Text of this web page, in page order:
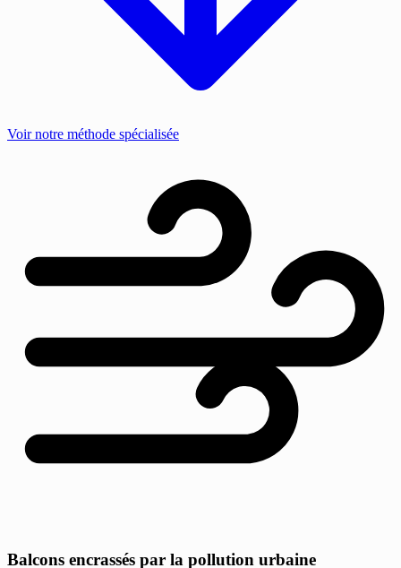
Voir notre méthode spécialisée
Balcons encrassés par la pollution urbaine